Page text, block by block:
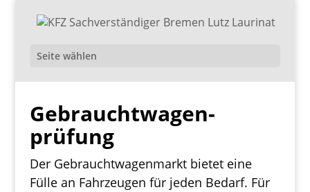
Seite wählen
Gebrauchtwagen­
prüfung
Der Gebrauchtwagenmarkt bietet eine
Fülle an Fahrzeugen für jeden Bedarf. Für